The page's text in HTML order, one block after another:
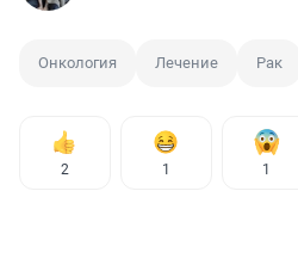
Онкология Лечение Рак
2 1 1